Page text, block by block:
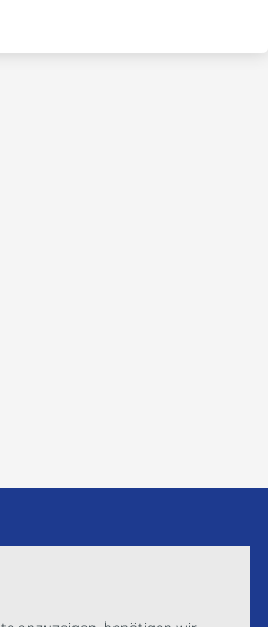
umschalten